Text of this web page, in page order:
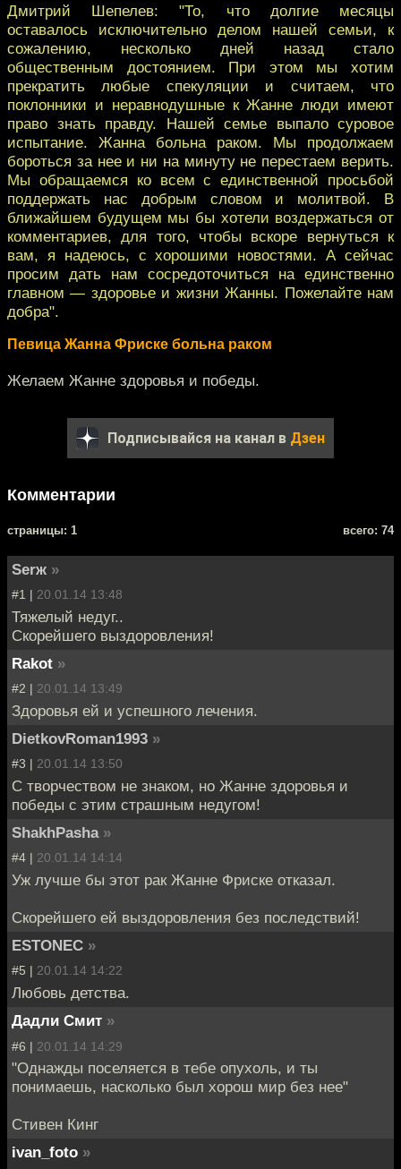
Дмитрий Шепелев: "То, что долгие месяцы
оставалось исключительно делом нашей семьи, к
сожалению, несколько дней назад стало
общественным достоянием. При этом мы хотим
прекратить любые спекуляции и считаем, что
поклонники и неравнодушные к Жанне люди имеют
право знать правду. Нашей семье выпало суровое
испытание. Жанна больна раком. Мы продолжаем
бороться за нее и ни на минуту не перестаем верить.
Мы обращаемся ко всем с единственной просьбой
поддержать нас добрым словом и молитвой. В
ближайшем будущем мы бы хотели воздержаться от
комментариев, для того, чтобы вскоре вернуться к
вам, я надеюсь, с хорошими новостями. А сейчас
просим дать нам сосредоточиться на единственно
главном — здоровье и жизни Жанны. Пожелайте нам
добра".
Певица Жанна Фриске больна раком
Желаем Жанне здоровья и победы.
Подписывайся на канал в Дзен
Комментарии
cтраницы: 1 всего: 74
Serж »
#1 | 20.01.14 13:48
Тяжелый недуг..
Скорейшего выздоровления!
Rakot »
#2 | 20.01.14 13:49
Здоровья ей и успешного лечения.
DietkovRoman1993 »
#3 | 20.01.14 13:50
С творчеством не знаком, но Жанне здоровья и
победы с этим страшным недугом!
ShakhPasha »
#4 | 20.01.14 14:14
Уж лучше бы этот рак Жанне Фриске отказал.
Скорейшего ей выздоровления без последствий!
ESTONEC »
#5 | 20.01.14 14:22
Любовь детства.
Дадли Смит »
#6 | 20.01.14 14:29
"Однажды поселяется в тебе опухоль, и ты
понимаешь, насколько был хорош мир без нее"
Стивен Кинг
ivan_foto »